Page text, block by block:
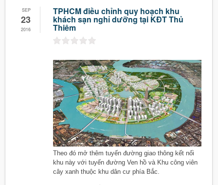
SEP
23
2016
TPHCM điều chỉnh quy hoạch khu
khách sạn nghỉ dưỡng tại KĐT Thủ
Thiêm
Theo đó mở thêm tuyến đường giao thông kết nối
khu này với tuyến đường Ven hồ và Khu công viên
cây xanh thuộc khu dân cư phía Bắc.